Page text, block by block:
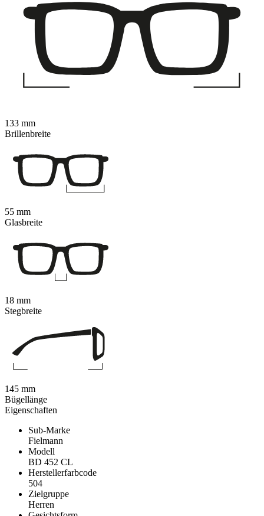
Eigenschaften
Sub-Marke
Fielmann
Modell
BD 452 CL
Herstellerfarbcode
504
Zielgruppe
Herren
133 mm
Brillenbreite
55 mm
Glasbreite
18 mm
Stegbreite
145 mm
Bügellänge